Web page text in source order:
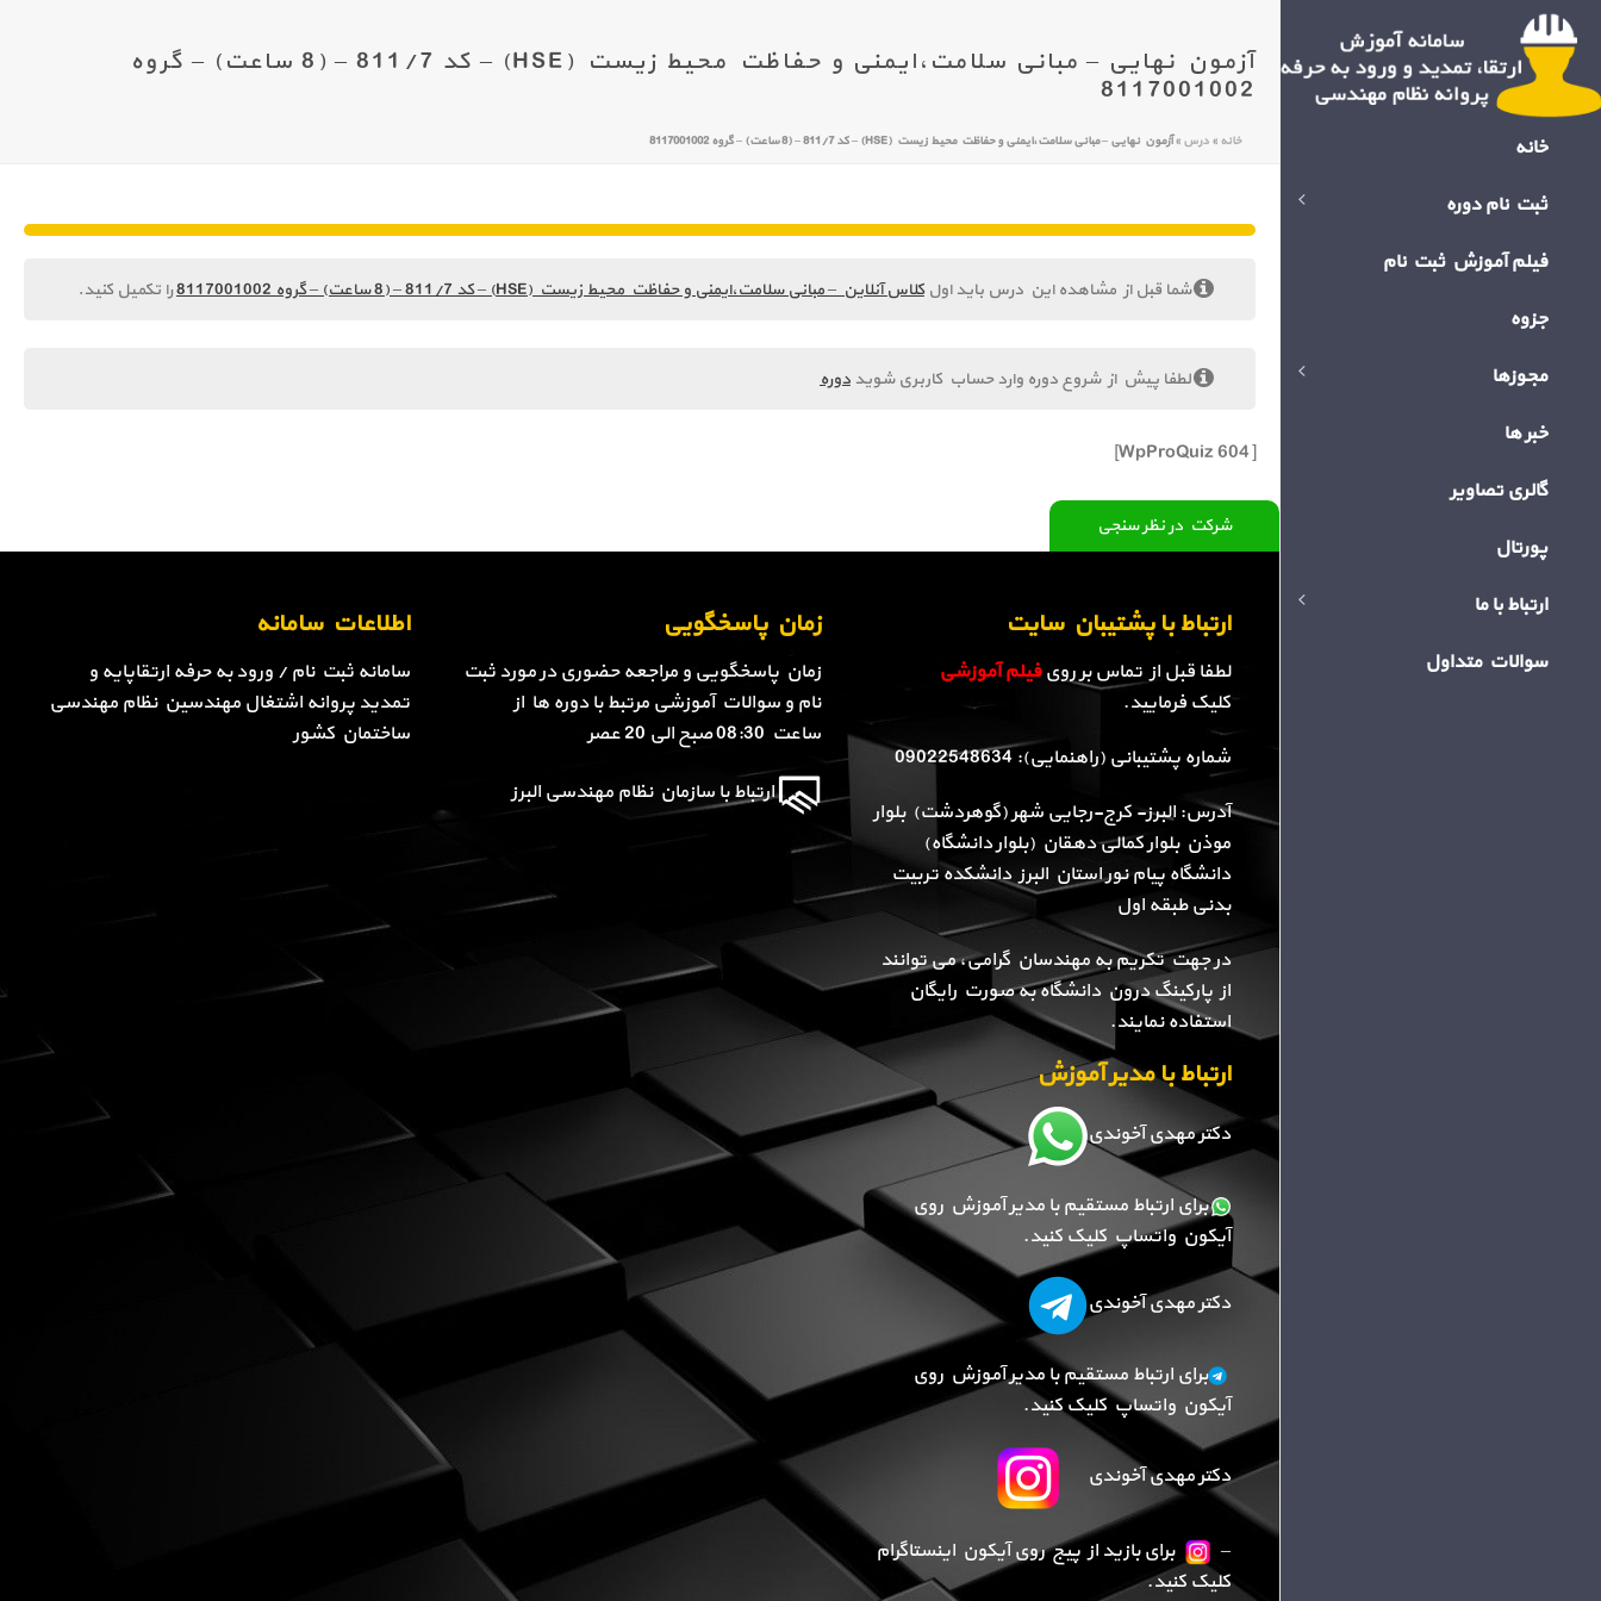
خانه
ثبت نام دوره
فیلم آموزش ثبت نام
جزوه
مجوزها
خبر ها
گالری تصاویر
پورتال
ارتباط با ما
سوالات متداول
آزمون نهایی – مبانی سلامت،ایمنی و حفاظت محیط زیست (HSE) – کد 811/7 – (8 ساعت) – گروه
8117001002
خانه » درس »آزمون نهایی – مبانی سلامت،ایمنی و حفاظت محیط زیست (HSE) – کد 811/7 – (8 ساعت) – گروه 8117001002
شرکت در نظر سنجی
شما قبل از مشاهده این درس باید اولکلاس آنلاین – مبانی سلامت،ایمنی و حفاظت محیط زیست (HSE) – کد 811/7 – (8 ساعت) – گروه 8117001002 را تکمیل کنید.
لطفا پیش از شروع دوره وارد حساب کاربری شویددوره
[WpProQuiz 604]
اطلاعات سامانه
سامانه ثبت نام / ورود به حرفه ارتقاپایه و
تمدید پروانه اشتغال مهندسین نظام مهندسی
ساختمان کشور
زمان پاسخگویی
زمان پاسخگویی و مراجعه حضوری در مورد ثبت
نام و سوالات آموزشی مرتبط با دوره ها از
ساعت 08:30 صبح الی 20 عصر
ارتباط با سازمان نظام مهندسی البرز
ارتباط با پشتیبان سایت
لطفا قبل از تماس بر رویفیلم آموزشی
کلیک فرمایید.
شماره پشتیبانی (راهنمایی): 09022548634
آدرس: البرز- کرج-رجایی شهر (گوهردشت) بلوار
موذن بلوار کمالی دهقان (بلوار دانشگاه)
دانشگاه پیام نور استان البرز دانشکده تربیت
بدنی طبقه اول
در جهت تکریم به مهندسان گرامی، می توانند
از پارکینگ درون دانشگاه به صورت رایگان
استفاده نمایند.
ارتباط با مدیر آموزش
دکتر مهدی آخوندی
برای ارتباط مستقیم با مدیر آموزش روی
آیکون واتساپ کلیک کنید.
دکتر مهدی آخوندی
برای ارتباط مستقیم با مدیر آموزش روی
آیکون واتساپ کلیک کنید.
دکتر مهدی آخوندی
–
برای بازید از پیج روی آیکون اینستاگرام
کلیک کنید.